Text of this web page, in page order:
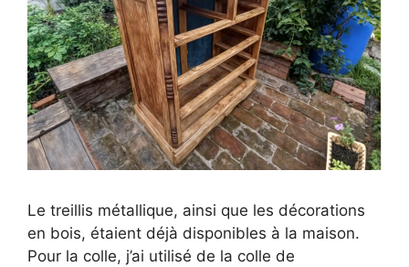
Le treillis métallique, ainsi que les décorations
en bois, étaient déjà disponibles à la maison.
Pour la colle, j’ai utilisé de la colle de